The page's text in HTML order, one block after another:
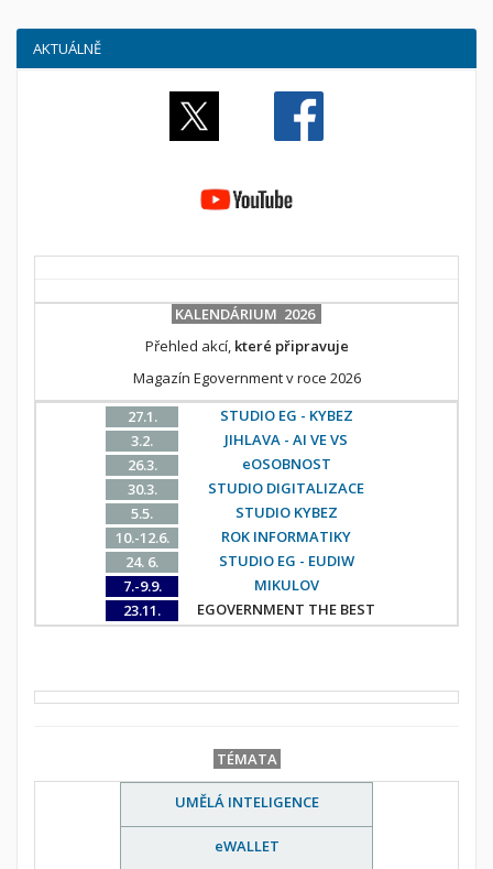
AKTUÁLNĚ
KALENDÁRIUM 2026
Přehled akcí, které připravuje
Magazín Egovernment v roce 2026
27.1.
STUDIO EG - KYBEZ
3.2.
JIHLAVA - AI VE VS
26.3.
eOSOBNOST
30.3.
STUDIO DIGITALIZACE
5.5.
STUDIO KYBEZ
10.-12.6.
ROK INFORMATIKY
24. 6.
STUDIO EG - EUDIW
7.-9.9.
MIKULOV
23.11.
EGOVERNMENT THE BEST
TÉMATA
UMĚLÁ INTELIGENCE
eWALLET